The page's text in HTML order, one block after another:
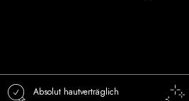
Absolut hautverträglich